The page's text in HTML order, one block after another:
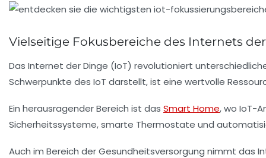
Vielseitige Fokusbereiche des Internets
Das Internet der Dinge (IoT) revolutioniert
Schwerpunkte des IoT darstellt, ist eine wertvolle
Ein herausragender Bereich ist das Smart Home, wo IoT-
Sicherheitssysteme, smarte Thermostate und
Auch im Bereich derGesundheitsversorgung nimmt das